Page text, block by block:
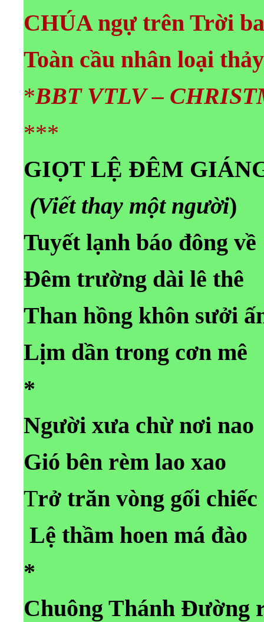
CHÚA ngự trên Trời
Toàn cầu nhân loại
*BBT VTLV –
***
GIỌT LỆ ĐÊM
(Viết thay một người)
Tuyết lạnh báo đông về
Đêm trường dài lê thê
Than hồng khôn sưởi
Lịm dần trong cơn mê
*
Người xưa chừ nơi nao
Gió bên rèm lao xao
Trở trăn vòng gối chiếc
Lệ thầm hoen má đào
*
Chuông Thánh Đường